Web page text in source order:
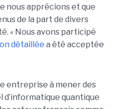
nous apprécions et que
de la part de divers
« Nous avons participé
détaillée a été acceptée
entreprise à mener des
quantique